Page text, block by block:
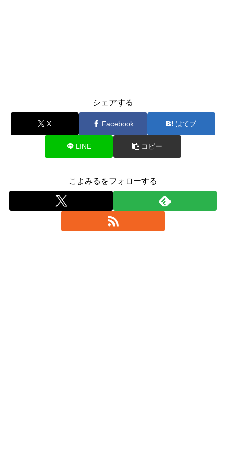
シェアする
X Facebook はてブ
LINE コピー
こよみるをフォローする